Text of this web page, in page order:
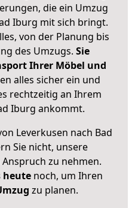
die ein Umzug
Iburg mit sich bringt.
von der Planung bis
des Umzugs. Sie
Ihrer Möbel und
alles sicher ein und
rechtzeitig an Ihrem
Iburg ankommt.
Leverkusen nach Bad
Sie nicht, unsere
zu nehmen.
heutenoch, um Ihren
zu planen.